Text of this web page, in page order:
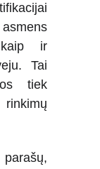
ir
Tai
tiek
parašų,